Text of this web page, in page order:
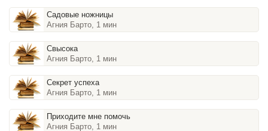
Садовые ножницы
Агния Барто, 1 мин
Свысока
Агния Барто, 1 мин
Секрет успеха
Агния Барто, 1 мин
Приходите мне помочь
Агния Барто, 1 мин